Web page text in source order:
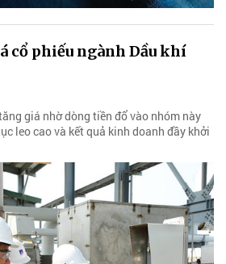
cổ phiếu ngành Dầu khí
giá nhờ dòng tiền đổ vào nhóm này
leo cao và kết quả kinh doanh đầy khởi